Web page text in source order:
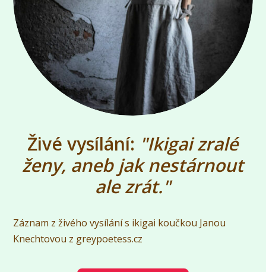
Živé vysílání: "Ikigai zralé
ženy, aneb jak nestárnout
ale zrát."
Záznam z živého vysílání s ikigai koučkou Janou
Knechtovou z greypoetess.cz